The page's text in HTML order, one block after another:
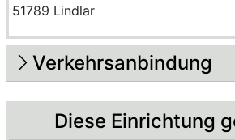
51789 Lindlar
Verkehrsanbindung
Diese Einrichtung